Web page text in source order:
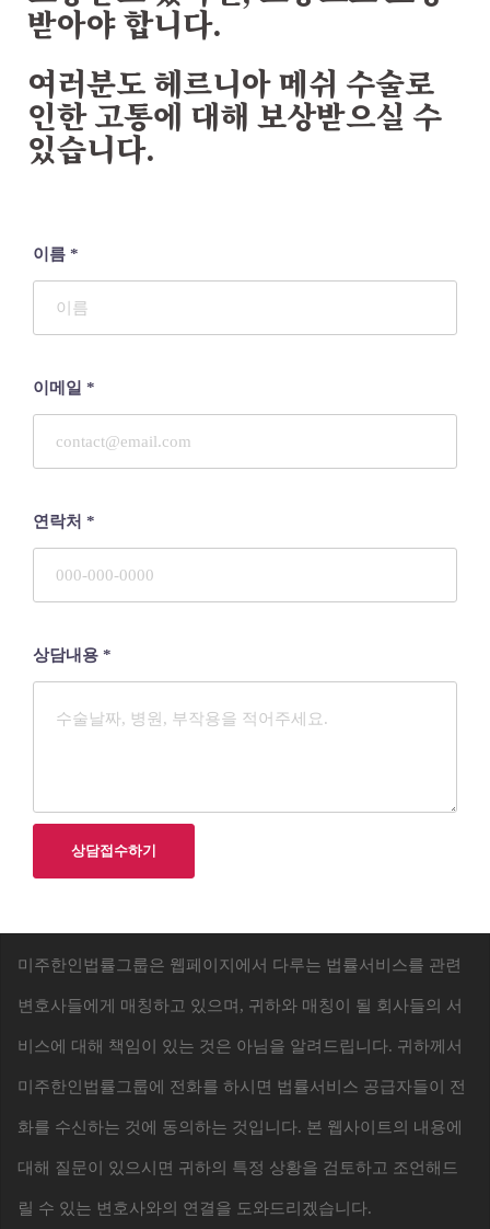
받아야 합니다.
여러분도 헤르니아 메쉬 수술로
인한 고통에 대해 보상받으실 수
있습니다.
이름 *
이메일 *
연락처 *
상담내용 *
상담접수하기
미주한인법률그룹은 웹페이지에서 다루는 법률서비스를 관련
변호사들에게 매칭하고 있으며, 귀하와 매칭이 될 회사들의 서
비스에 대해 책임이 있는 것은 아님을 알려드립니다. 귀하께서
미주한인법률그룹에 전화를 하시면 법률서비스 공급자들이 전
화를 수신하는 것에 동의하는 것입니다. 본 웹사이트의 내용에
대해 질문이 있으시면 귀하의 특정 상황을 검토하고 조언해드
릴 수 있는 변호사와의 연결을 도와드리겠습니다.